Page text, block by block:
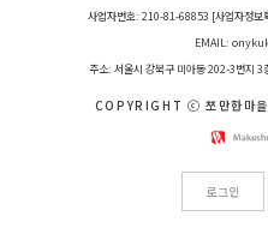
사업자번호: 210-81-68853 [사업자정보
EMAIL:
주소: 서울시 강북구 미아동 202-3번지 3
COPYRIGHT ⓒ 쪼만한마
로그인